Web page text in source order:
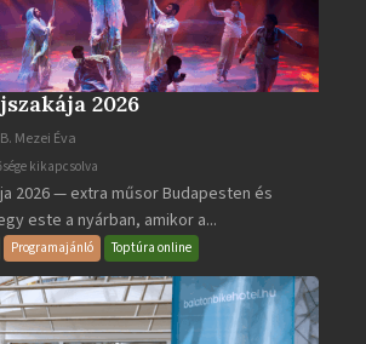
2026
B. Mezei Éva
kikapcsolva
2026 — extra műsor Budapesten és
este a nyárban, amikor a...
Programajánló Toptúra online